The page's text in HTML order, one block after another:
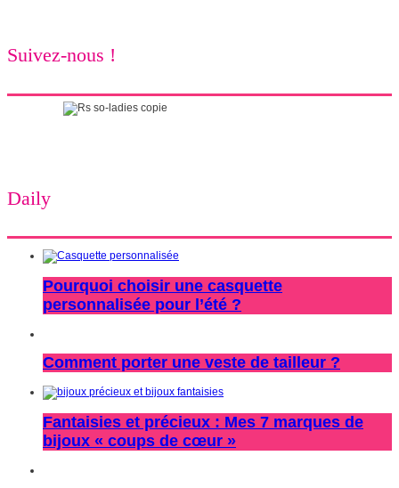
Suivez-nous !
Daily
Pourquoi choisir une casquette
personnalisée pour l’été ?
Comment porter une veste de tailleur ?
Fantaisies et précieux : Mes 7 marques de
bijoux « coups de cœur »